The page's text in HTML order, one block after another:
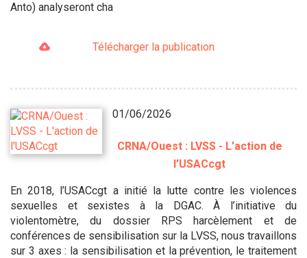
Anto) analyseront cha
Télécharger la publication
01/06/2026
CRNA/Ouest : LVSS - L'action de
l'USACcgt
En 2018, l’USACcgt a initié la lutte contre les violences
sexuelles et sexistes à la DGAC. À l’initiative du
violentomètre, du dossier RPS harcèlement et de
conférences de sensibilisation sur la LVSS, nous travaillons
sur 3 axes : la sensibilisation et la prévention, le traitement